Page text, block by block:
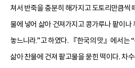
쳐서 반죽을 충분히 해가지고 도토리만큼씩
물에 넣어 삶아 건져가지고 콩가루나 팥이나
놓느니라.”고 하였다. 『한국의 맛』에서는
삶아 찬물에 건져 팥고물을 묻힌 떡이다. 차